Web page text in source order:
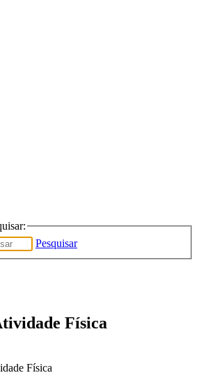
Pesquisar
Física
Física